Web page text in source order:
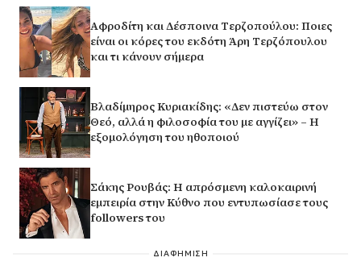
Αφροδίτη και Δέσποινα Τερζοπούλου: Ποιες
είναι οι κόρες του εκδότη Άρη Τερζόπουλου
και τι κάνουν σήμερα
Βλαδίμηρος Κυριακίδης: «Δεν πιστεύω στον
Θεό, αλλά η φιλοσοφία του με αγγίζει» – Η
εξομολόγηση του ηθοποιού
Σάκης Ρουβάς: Η απρόσμενη καλοκαιρινή
εμπειρία στην Κύθνο που εντυπωσίασε τους
followers του
ΔΙΑΦΗΜΙΣΗ